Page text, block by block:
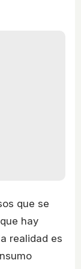
que se
hay
realidad es